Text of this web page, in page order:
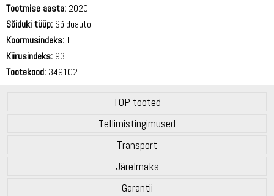
Tootmise aasta: 2020
Sõiduki tüüp: Sõiduauto
Koormusindeks:T
Kiirusindeks: 93
Tootekood: 349102
TOP tooted
Tellimistingimused
Transport
Järelmaks
Garantii